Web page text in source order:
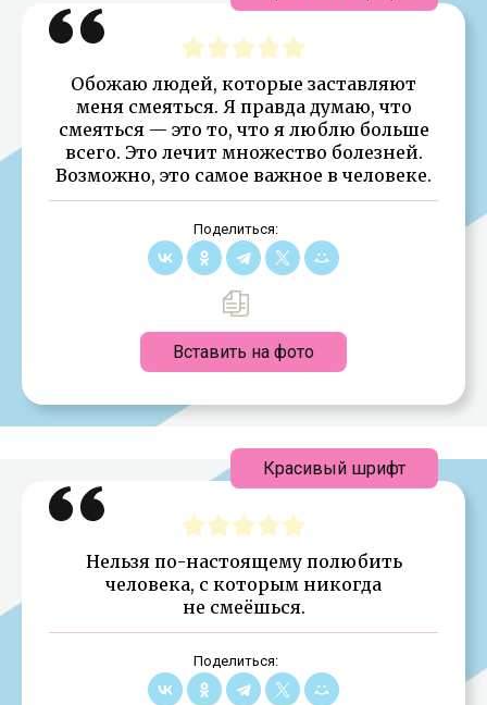
Обожаю людей, которые заставляют
меня смеяться. Я правда думаю, что
смеяться — это то, что я люблю больше
всего. Это лечит множество болезней.
Возможно, это самое важное в человеке.
Поделиться:
Вставить на фото
Нельзя по-настоящему полюбить
человека, с которым никогда
не смеёшься.
Поделиться:
Красивый шрифт